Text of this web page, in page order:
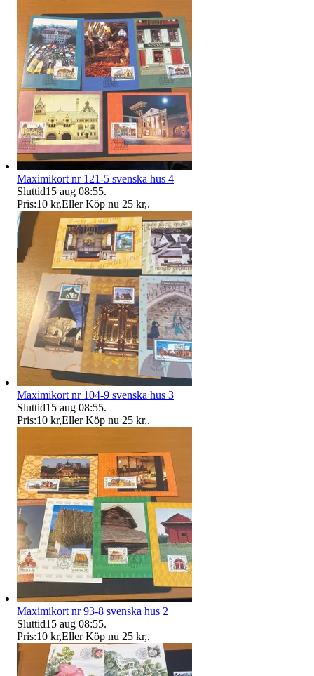
Maximikort nr 121-5 svenska hus 4
Sluttid15 aug 08:55.
Pris:10 kr,Eller Köp nu 25 kr,.
Maximikort nr 104-9 svenska hus 3
Sluttid15 aug 08:55.
Pris:10 kr,Eller Köp nu 25 kr,.
Maximikort nr 93-8 svenska hus 2
Sluttid15 aug 08:55.
Pris:10 kr,Eller Köp nu 25 kr,.